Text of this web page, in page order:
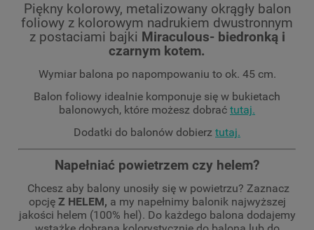
Piękny kolorowy, metalizowany okrągły balon
foliowy z kolorowym nadrukiem dwustronnym
z postaciami bajki Miraculous- biedronką i
czarnym kotem.
Wymiar balona po napompowaniu to ok. 45 cm.
Balon foliowy idealnie komponuje się w bukietach
balonowych, które możesz dobrać tutaj.
Dodatki do balonów dobierz tutaj.
Napełniać powietrzem czy helem?
Chcesz aby balony unosiły się w powietrzu? Zaznacz
opcję Z HELEM, a my napełnimy balonik najwyższej
jakości helem (100% hel). Do każdego balona dodajemy